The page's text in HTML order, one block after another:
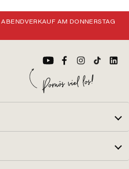
ABENDVERKAUF AM DONNERSTAG